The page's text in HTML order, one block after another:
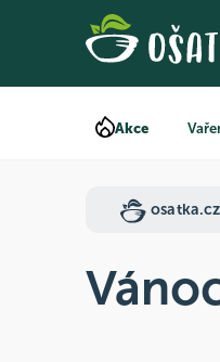
Akce
osatka.cz